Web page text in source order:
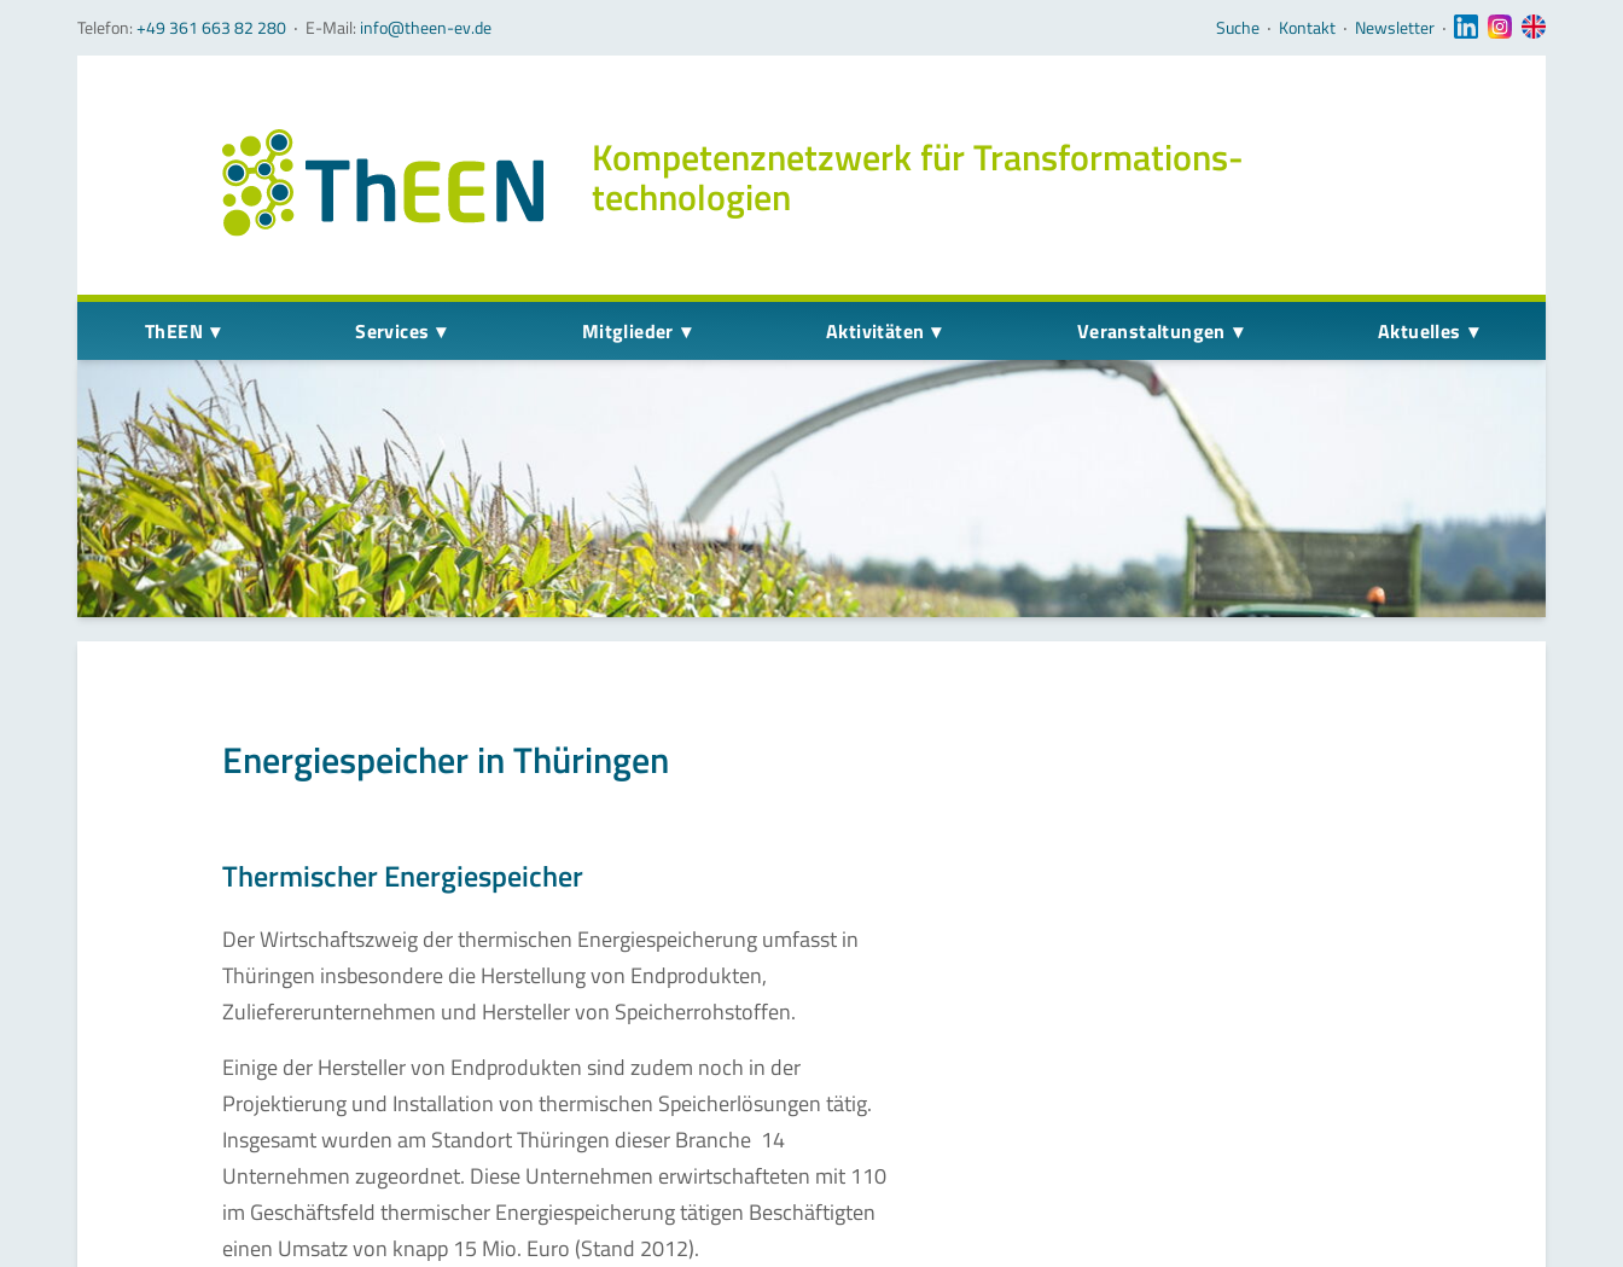
Telefon:+49 361 663 82 280 ‧ E-Mail: info@theen-ev.de Navigation überspringen
Suche ‧ Kontakt ‧ Newsletter ‧
Kompetenz­netzwerk für Transformations­
technologien
Navigation überspringen
ThEEN Services Mitglieder Aktivitäten Veranstaltungen Aktuelles
Energiespeicher in Thüringen
Thermischer Energiespeicher
Der Wirtschaftszweig der thermischen Energiespeicherung umfasst in
Thüringen insbesondere die Herstellung von Endprodukten,
Zuliefererunternehmen und Hersteller von Speicherrohstoffen.
Einige der Hersteller von Endprodukten sind zudem noch in der
Projektierung und Installation von thermischen Speicherlösungen tätig.
Insgesamt wurden am Standort Thüringen dieser Branche 14
Unternehmen zugeordnet. Diese Unternehmen erwirtschafteten mit 110
im Geschäftsfeld thermischer Energiespeicherung tätigen Beschäftigten
einen Umsatz von knapp 15 Mio. Euro (Stand 2012).